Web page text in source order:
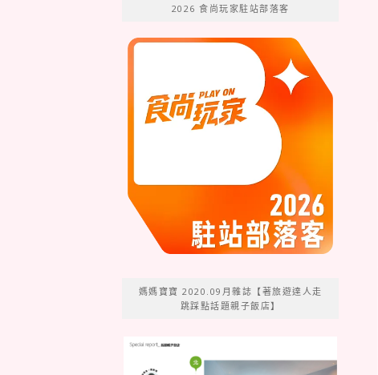
2026 食尚玩家駐站部落客
媽媽寶寶 2020.09月雜誌【著旅遊達人走
跳踩點話題親子飯店】